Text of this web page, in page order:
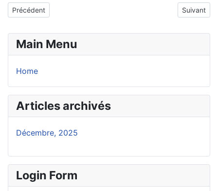
Article précédent : Un regard réaliste sur la riposte de l’Iran
Précédent Article
Suivant
Main Menu
Home
Articles archivés
Décembre, 2025
Login Form